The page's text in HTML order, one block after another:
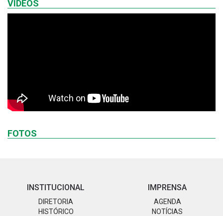
VÍDEOS
FOTOS
INSTITUCIONAL
DIRETORIA
HISTÓRICO
IMPRENSA
AGENDA
NOTÍCIAS